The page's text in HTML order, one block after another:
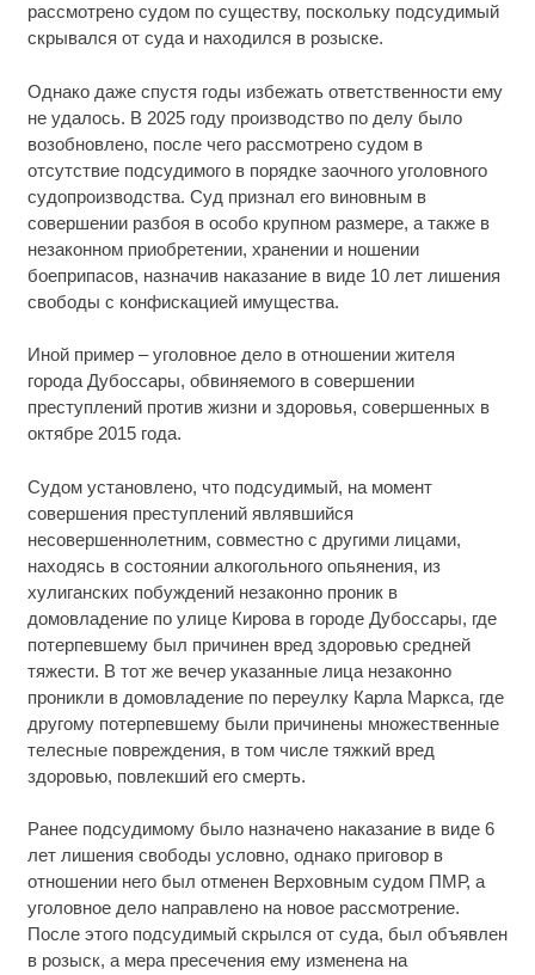
рассмотрено судом по существу, поскольку подсудимый
скрывался от суда и находился в розыске.
Однако даже спустя годы избежать ответственности ему
не удалось. В 2025 году производство по делу было
возобновлено, после чего рассмотрено судом в
отсутствие подсудимого в порядке заочного уголовного
судопроизводства. Суд признал его виновным в
совершении разбоя в особо крупном размере, а также в
незаконном приобретении, хранении и ношении
боеприпасов, назначив наказание в виде 10 лет лишения
свободы с конфискацией имущества.
Иной пример – уголовное дело в отношении жителя
города Дубоссары, обвиняемого в совершении
преступлений против жизни и здоровья, совершенных в
октябре 2015 года.
Судом установлено, что подсудимый, на момент
совершения преступлений являвшийся
несовершеннолетним, совместно с другими лицами,
находясь в состоянии алкогольного опьянения, из
хулиганских побуждений незаконно проник в
домовладение по улице Кирова в городе Дубоссары, где
потерпевшему был причинен вред здоровью средней
тяжести. В тот же вечер указанные лица незаконно
проникли в домовладение по переулку Карла Маркса, где
другому потерпевшему были причинены множественные
телесные повреждения, в том числе тяжкий вред
здоровью, повлекший его смерть.
Ранее подсудимому было назначено наказание в виде 6
лет лишения свободы условно, однако приговор в
отношении него был отменен Верховным судом ПМР, а
уголовное дело направлено на новое рассмотрение.
После этого подсудимый скрылся от суда, был объявлен
в розыск, а мера пресечения ему изменена на